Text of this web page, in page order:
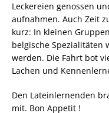
Leckereien genossen
aufnahmen. Auch Zeit
kurz: In kleinen
belgische Spezialitäten
werden. Die Fahrt bot
Lachen und
Den Lateinlernenden
mit. Bon Appetit !